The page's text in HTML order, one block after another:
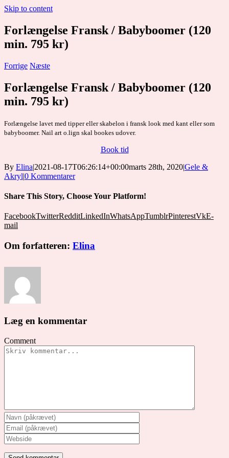
Skip to content
Forlængelse Fransk / Babyboomer (120
min. 795 kr)
Forrige Næste
Forlængelse Fransk / Babyboomer (120
min. 795 kr)
Forlængelse lavet med tipper eller skabelon i fransk look med kant eller som
babyboomer. Nail art o.lign skal bookes udover.
Book tid
By Elina|2021-08-17T06:26:14+00:00marts 28th, 2020|Gele &
Akryl|0 Kommentarer
Share This Story, Choose Your Platform!
FacebookTwitterRedditLinkedInWhatsAppTumblrPinterestVkE-
mail
Om forfatteren: Elina
Læg en kommentar
Comment